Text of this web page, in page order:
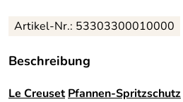
Artikel-Nr.: 53303300010000
Beschreibung
Le Creuset Pfannen-Spritzschutz